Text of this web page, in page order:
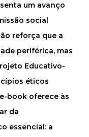
um avanço
social
reforça que a
periférica, mas
Educativo-
éticos
book oferece às
da
essencial: a